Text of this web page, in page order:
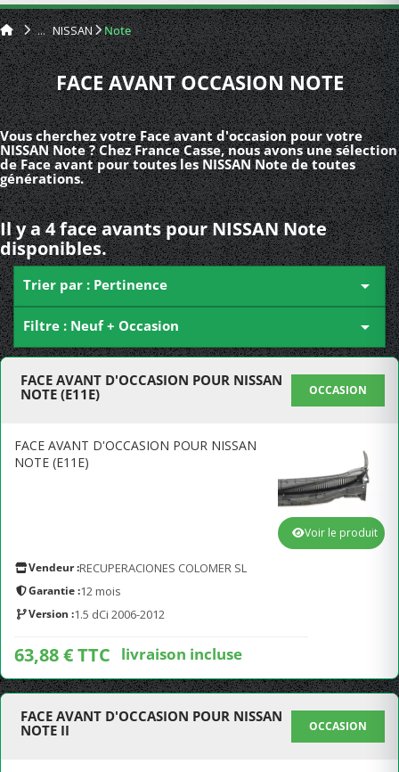
NISSAN Note
FACE AVANT OCCASION NOTE
Vous cherchez votre Face avant d'occasion pour votre
NISSAN Note ? Chez France Casse, nous avons une sélection
de Face avant pour toutes les NISSAN Note de toutes
générations.
Il y a 4 face avants pour NISSAN Note
disponibles.
Trier par : Pertinence 
Filtre : Neuf + Occasion 
FACE AVANT D'OCCASION POUR NISSAN
NOTE (E11E)
OCCASION
FACE AVANT D'OCCASION POUR NISSAN
NOTE (E11E)
Vendeur :RECUPERACIONES COLOMER SL
Garantie :12 mois
Version :1.5 dCi 2006-2012
63,88 € TTC livraison incluse
Voir le produit
FACE AVANT D'OCCASION POUR NISSAN
NOTE II
OCCASION